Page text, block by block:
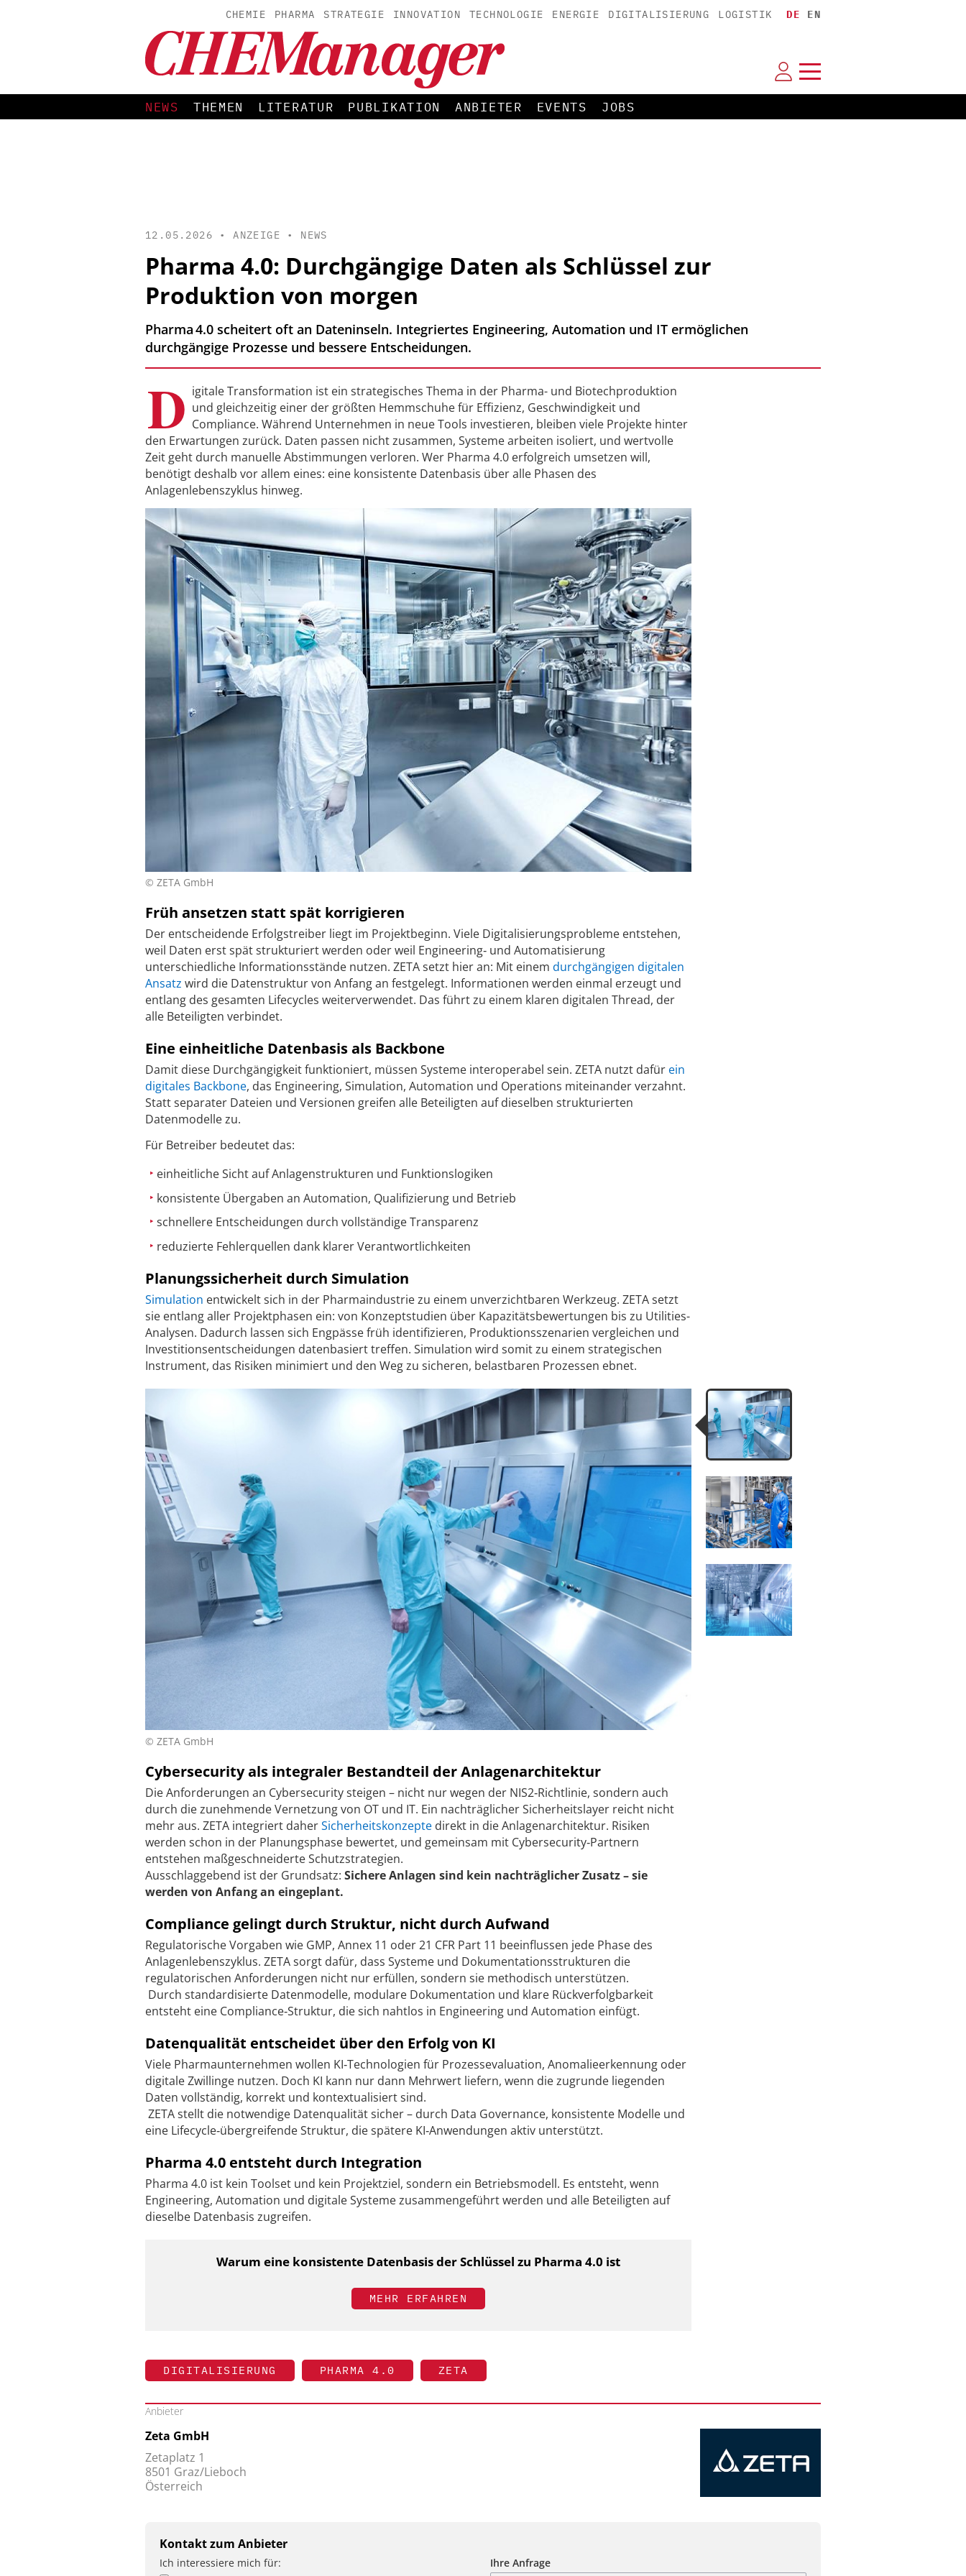
CHEMIE PHARMA STRATEGIE INNOVATION TECHNOLOGIE ENERGIE DIGITALISIERUNG LOGISTIK DE EN
NEWS THEMEN LITERATUR PUBLIKATION ANBIETER EVENTS JOBS
12.05.2026 • ANZEIGE • NEWS
Pharma 4.0: Durchgängige Daten als Schlüssel zur
Produktion von morgen
Pharma 4.0 scheitert oft an Dateninseln. Integriertes Engineering, Automation und IT ermöglichen
durchgängige Prozesse und bessere Entscheidungen.
D igitale Transformation ist ein strategisches Thema in der Pharma- und Biotechproduktion
und gleichzeitig einer der größten Hemmschuhe für Effizienz, Geschwindigkeit und
Compliance. Während Unternehmen in neue Tools investieren, bleiben viele Projekte hinter
den Erwartungen zurück. Daten passen nicht zusammen, Systeme arbeiten isoliert, und wertvolle
Zeit geht durch manuelle Abstimmungen verloren. Wer Pharma 4.0 erfolgreich umsetzen will,
benötigt deshalb vor allem eines: eine konsistente Datenbasis über alle Phasen des
Anlagenlebenszyklus hinweg.
© ZETA GmbH
Früh ansetzen statt spät korrigieren
Der entscheidende Erfolgstreiber liegt im Projektbeginn. Viele Digitalisierungsprobleme entstehen,
weil Daten erst spät strukturiert werden oder weil Engineering‑ und Automatisierung
unterschiedliche Informationsstände nutzen. ZETA setzt hier an: Mit einem durchgängigen digitalen
Ansatz wird die Datenstruktur von Anfang an festgelegt. Informationen werden einmal erzeugt und
entlang des gesamten Lifecycles weiterverwendet. Das führt zu einem klaren digitalen Thread, der
alle Beteiligten verbindet.
Eine einheitliche Datenbasis als Backbone
Damit diese Durchgängigkeit funktioniert, müssen Systeme interoperabel sein. ZETA nutzt dafür ein
digitales Backbone, das Engineering, Simulation, Automation und Operations miteinander verzahnt.
Statt separater Dateien und Versionen greifen alle Beteiligten auf dieselben strukturierten
Datenmodelle zu.
Für Betreiber bedeutet das:
einheitliche Sicht auf Anlagenstrukturen und Funktionslogiken
konsistente Übergaben an Automation, Qualifizierung und Betrieb
schnellere Entscheidungen durch vollständige Transparenz
reduzierte Fehlerquellen dank klarer Verantwortlichkeiten
Planungssicherheit durch Simulation
Simulation entwickelt sich in der Pharmaindustrie zu einem unverzichtbaren Werkzeug. ZETA setzt
sie entlang aller Projektphasen ein: von Konzeptstudien über Kapazitätsbewertungen bis zu Utilities-
Analysen. Dadurch lassen sich Engpässe früh identifizieren, Produktionsszenarien vergleichen und
Investitionsentscheidungen datenbasiert treffen. Simulation wird somit zu einem strategischen
Instrument, das Risiken minimiert und den Weg zu sicheren, belastbaren Prozessen ebnet.
© ZETA GmbH
Cybersecurity als integraler Bestandteil der Anlagenarchitektur
Die Anforderungen an Cybersecurity steigen – nicht nur wegen der NIS2‑Richtlinie, sondern auch
durch die zunehmende Vernetzung von OT und IT. Ein nachträglicher Sicherheitslayer reicht nicht
mehr aus. ZETA integriert daherSicherheitskonzepte direkt in die Anlagenarchitektur. Risiken
werden schon in der Planungsphase bewertet, und gemeinsam mit Cybersecurity‑Partnern
entstehen maßgeschneiderte Schutzstrategien.
Ausschlaggebend ist der Grundsatz: Sichere Anlagen sind kein nachträglicher Zusatz – sie
werden von Anfang an eingeplant.
Compliance gelingt durch Struktur, nicht durch Aufwand
Regulatorische Vorgaben wie GMP, Annex 11 oder 21 CFR Part 11 beeinflussen jede Phase des
Anlagenlebenszyklus. ZETA sorgt dafür, dass Systeme und Dokumentationsstrukturen die
regulatorischen Anforderungen nicht nur erfüllen, sondern sie methodisch unterstützen.
Durch standardisierte Datenmodelle, modulare Dokumentation und klare Rückverfolgbarkeit
entsteht eine Compliance‑Struktur, die sich nahtlos in Engineering und Automation einfügt.
Datenqualität entscheidet über den Erfolg von KI
Viele Pharmaunternehmen wollen KI‑Technologien für Prozessevaluation, Anomalieerkennung oder
digitale Zwillinge nutzen. Doch KI kann nur dann Mehrwert liefern, wenn die zugrunde liegenden
Daten vollständig, korrekt und kontextualisiert sind.
ZETA stellt die notwendige Datenqualität sicher – durch Data Governance, konsistente Modelle und
eine Lifecycle‑übergreifende Struktur, die spätere KI‑Anwendungen aktiv unterstützt.
Pharma 4.0 entsteht durch Integration
Pharma 4.0 ist kein Toolset und kein Projektziel, sondern ein Betriebsmodell. Es entsteht, wenn
Engineering, Automation und digitale Systeme zusammengeführt werden und alle Beteiligten auf
dieselbe Datenbasis zugreifen.
Warum eine konsistente Datenbasis der Schlüssel zu Pharma 4.0 ist
MEHR ERFAHREN
DIGITALISIERUNG PHARMA 4.0 ZETA
Anbieter
Zeta GmbH
Zetaplatz 1
8501 Graz/Lieboch
Österreich
Kontakt zum Anbieter
Ich interessiere mich für:
Ihre Anfrage